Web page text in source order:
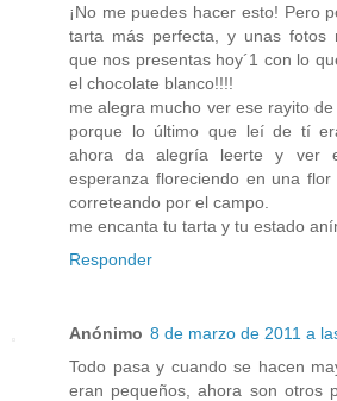
¡No me puedes hacer esto! Pero
tarta más perfecta, y unas fotos
que nos presentas hoy´1 con lo
el chocolate blanco!!!!
me alegra mucho ver ese rayito
porque lo último que leí de tí
ahora da alegría leerte y ver
esperanza floreciendo en una
correteando por el campo.
me encanta tu tarta y tu estado
Responder
Anónimo 8 de marzo de 2011 a
Todo pasa y cuando se hacen
eran pequeños, ahora son otros